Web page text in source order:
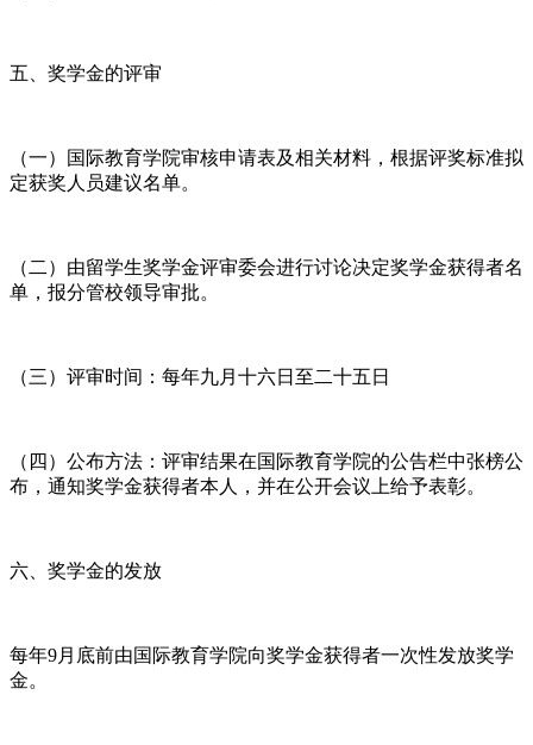
五、奖学金的评审
（一）国际教育学院审核申请表及相关材料，根据评奖标准拟
定获奖人员建议名单。
（二）由留学生奖学金评审委会进行讨论决定奖学金获得者名
单，报分管校领导审批。
（三）评审时间：每年九月十六日至二十五日
（四）公布方法：评审结果在国际教育学院的公告栏中张榜公
布，通知奖学金获得者本人，并在公开会议上给予表彰。
六、奖学金的发放
每年9月底前由国际教育学院向奖学金获得者一次性发放奖学
金。